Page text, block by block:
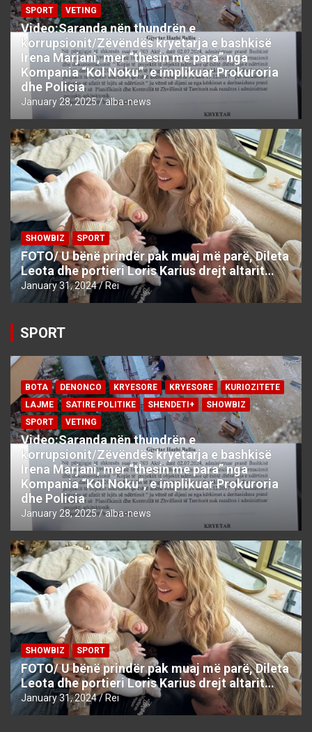
SPORT
VETING
Video:Saranda nën thundrën e
korrupsionit/Zëvëndës kryetarja e bashkisë
Irena Marjani, mer “thesin me para” nga
Kompania “Kol Noku”, e implikuar Prokuroria
dhe Policia
January 28, 2025 alba-news
SHOWBIZ SPORT
FOTO/ U bënë prindër pak muaj më parë, Dileta
Leota dhe portieri Loris Karius drejt altarit…
January 31, 2024 Rei
SPORT
BOTA DENONCO KRYESORE KRYESORE
KURIOZITETE
LAJME
SATIRE POLITIKE SHENDETI+
SHOWBIZ
SPORT
VETING
Video:Saranda nën thundrën e
korrupsionit/Zëvëndës kryetarja e bashkisë
Irena Marjani, mer “thesin me para” nga
Kompania “Kol Noku”, e implikuar Prokuroria
dhe Policia
January 28, 2025 alba-news
SHOWBIZ SPORT
FOTO/ U bënë prindër pak muaj më parë, Dileta
Leota dhe portieri Loris Karius drejt altarit…
January 31, 2024 Rei